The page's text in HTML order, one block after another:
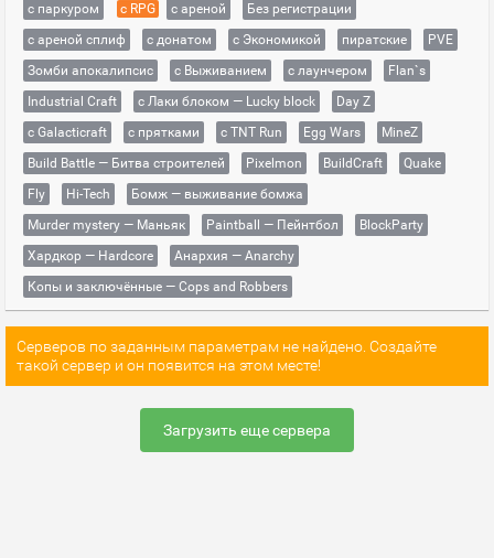
с паркуром
с RPG с ареной
Без регистрации
с ареной сплиф
с донатом с Экономикой пиратские
PVE
Зомби апокалипсис
с Выживанием с лаунчером
Flan`s
Industrial Craft
с Лаки блоком — Lucky block
Day Z
с Galacticraft
с прятками с TNT Run Egg Wars
MineZ
Build Battle — Битва строителей
Pixelmon BuildCraft
Quake
Fly
Hi-Tech
Бомж — выживание бомжа
Murder mystery — Маньяк
Paintball — Пейнтбол
BlockParty
Хардкор — Hardcore
Анархия — Anarchy
Копы и заключённые — Cops and Robbers
Серверов по заданным параметрам не найдено. Создайте
такой сервер и он появится на этом месте!
Загрузить еще сервера